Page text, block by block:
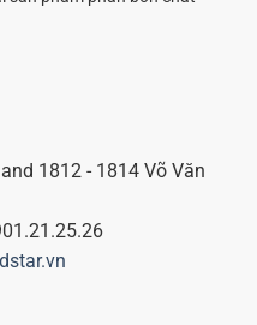
1812 - 1814 Võ Văn